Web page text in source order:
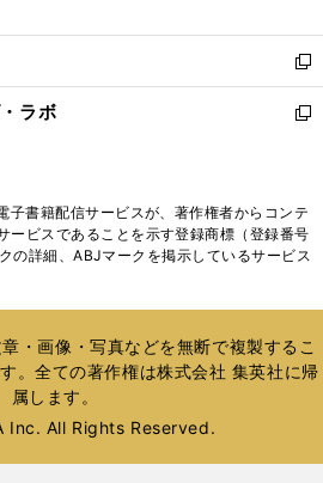
開
く
ウ
で
開
く
ン
ド
ウ
で
ウ
ィ
ン
ド
く
新
し
い
ド
ウ
で
ラボ
新
ィ
ン
ド
開
く
子書籍配信サービスが、著作権者からコンテ
ービスであることを示す登録商標（登録番号
の詳細、ABJマークを掲示しているサービス
・画像・写真などを無断で複製するこ
。全ての著作権は株式会社 集英社に帰
属します。
Inc. All Rights Reserved.